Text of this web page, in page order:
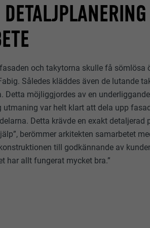
och takytorna skulle få sömlösa
Således kläddes även de lutande
Detta möjliggjordes av en
utmaning var helt klart att dela upp
Detta krävde en exakt detaljerad
berömmer arkitekten samarbetet
till godkännande av
har allt fungerat mycket bra.”
ÄNDAMÅL
EFTERNAMN
EFTERNAMN
ÄNDAMÅL
EFTERNAMN
PROCEDUR